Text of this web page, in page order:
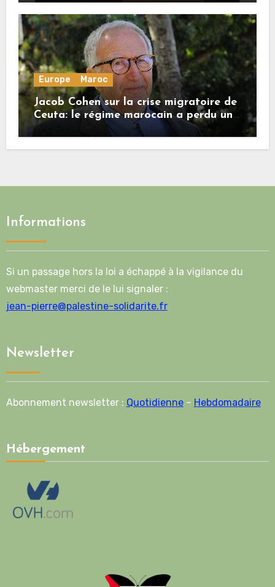
Europe Maroc
Jacob Cohen sur la crise migratoire de
Ceuta: le régime marocain a perdu une
bonne part de sa crédibilité vis-à-vis
de l’Union européenne
Informations
Si un passage hors la loi a échappé à la vigilance du
webmaster merci de le lui signaler :
jean-pierre@palestine-solidarite.fr
Newsletter
Abonnement newsletter : Quotidienne– Hebdomadaire
Hébergement